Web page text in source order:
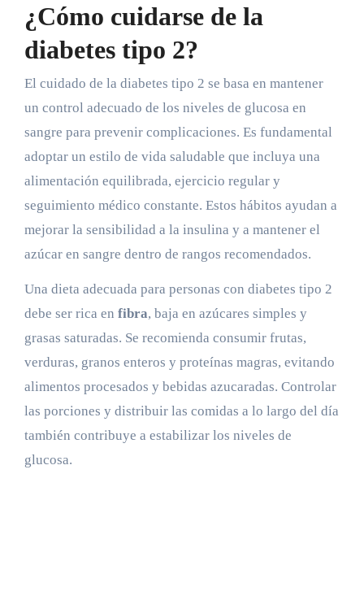
¿Cómo cuidarse de la
diabetes tipo 2?
El cuidado de la diabetes tipo 2 se basa en mantener
un control adecuado de los niveles de glucosa en
sangre para prevenir complicaciones. Es fundamental
adoptar un estilo de vida saludable que incluya una
alimentación equilibrada, ejercicio regular y
seguimiento médico constante. Estos hábitos ayudan a
mejorar la sensibilidad a la insulina y a mantener el
azúcar en sangre dentro de rangos recomendados.
Una dieta adecuada para personas con diabetes tipo 2
debe ser rica en fibra, baja en azúcares simples y
grasas saturadas. Se recomienda consumir frutas,
verduras, granos enteros y proteínas magras, evitando
alimentos procesados y bebidas azucaradas. Controlar
las porciones y distribuir las comidas a lo largo del día
también contribuye a estabilizar los niveles de
glucosa.